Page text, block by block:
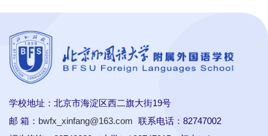
学校地址：北京市海淀区西二旗大街19号
邮 箱： bwfx_xinfang@163.com 联系电话：82747002